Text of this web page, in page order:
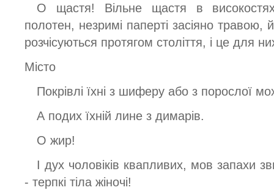
О щастя! Вільне щастя в
полотен, незримі паперті засіяно травою,
розчісуються протягом століття, і це для
Місто
Покрівлі їхні з шиферу або з порослої
А подих їхній лине з димарів.
О жир!
І дух чоловіків квапливих, мов запахи
- терпкі тіла жіночі!